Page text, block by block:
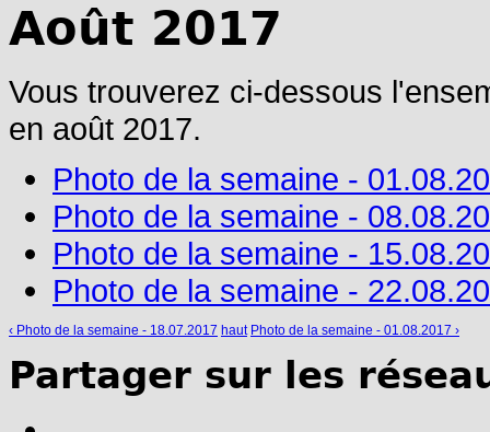
Août 2017
Vous trouverez ci-dessous
en août 2017.
Photo de la semaine -
Photo de la semaine -
Photo de la semaine -
Photo de la semaine -
‹ Photo de la semaine - 18.07.2017 haut Photo de la semaine - 01.08.2017 ›
Partager sur les